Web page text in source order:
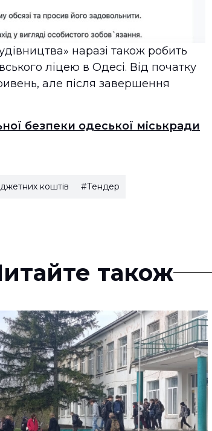
наразі також робить
ліцею в Одесі. Від початку
але після завершення
безпеки одеської міськради
коштів #Тендер
також